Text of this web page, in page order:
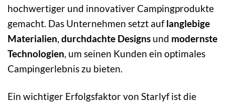
hochwertiger und innovativer Campingprodukte
gemacht. Das Unternehmen setzt auflanglebige
Materialien, durchdachte Designs und modernste
Technologien, um seinen Kunden ein optimales
Campingerlebnis zu bieten.
Ein wichtiger Erfolgsfaktor von Starlyf ist die